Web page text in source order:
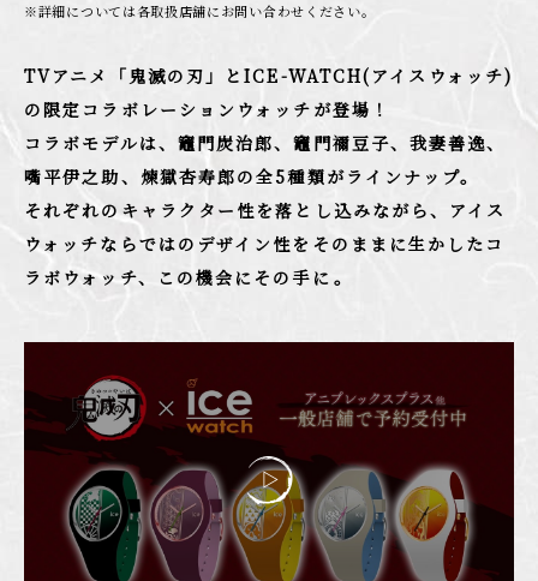
※詳細については各取扱店舗にお問い合わせください。
TVアニメ「鬼滅の刃」とICE-WATCH(アイスウォッチ)
の限定コラボレーションウォッチが登場！
コラボモデルは、竈門炭治郎、竈門禰豆子、我妻善逸、
嘴平伊之助、煉󠄁獄杏寿郎の全5種類がラインナップ。
それぞれのキャラクター性を落とし込みながら、アイス
ウォッチならではのデザイン性をそのままに生かしたコ
ラボウォッチ、
この機会にその手に――。
再
生